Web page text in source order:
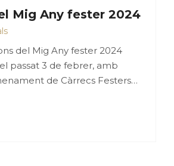
Mig Any fester 2024
del Mig Any fester 2024
passat 3 de febrer, amb
de Càrrecs Festers…